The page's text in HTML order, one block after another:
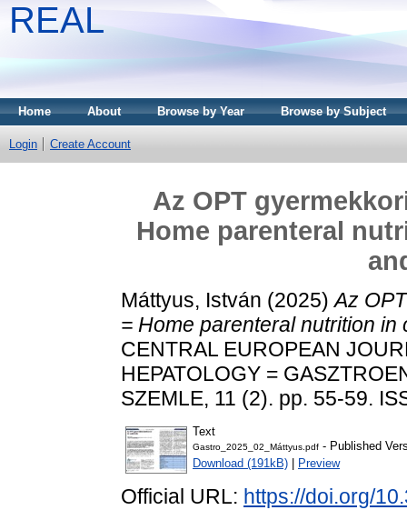
REAL
Home About Browse by Year Browse by Subject
Login Create Account
Az OPT
Home parenteral
Máttyus, István (2025)Az
= Home parenteral nutrition
CENTRAL EUROPEAN
HEPATOLOGY =
SZEMLE, 11 (2). pp. 55-59.
Text
Gastro_2025_02_Máttyus.pdf - Published
Download (191kB)
Preview
Official URL: https://doi.org/